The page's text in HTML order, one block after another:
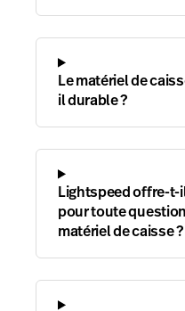
Le matériel de
il durable ?
Lightspeed offre-t-
pour toute
matériel de caisse ?